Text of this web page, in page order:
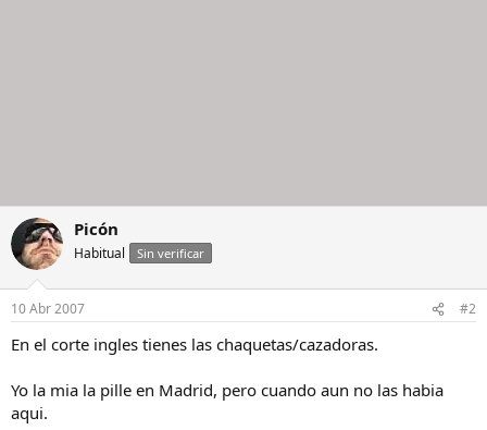
Picón
Habitual Sin verificar
10 Abr 2007 #2
En el corte ingles tienes las chaquetas/cazadoras.
Yo la mia la pille en Madrid, pero cuando aun no las habia
aqui.